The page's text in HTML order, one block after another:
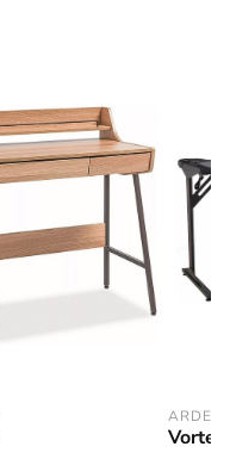
ARDEN
Vortex